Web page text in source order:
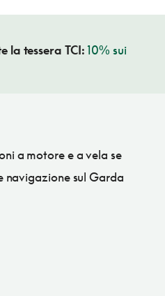
la tessera TCI:10% sui
a motore e a vela se
navigazione sul Garda